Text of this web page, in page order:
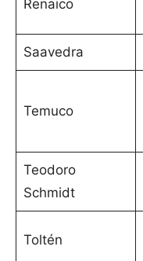
Renaico
Saavedra
Temuco
Teodoro
Schmidt
Toltén